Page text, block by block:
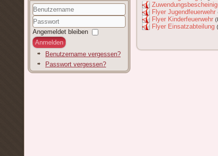
Benutzername
Passwort
Angemeldet bleiben
Anmelden
Benutzername vergessen?
Passwort vergessen?
Flyer Jugendfeuerwehr
Flyer Kinderfeuerwehr
Flyer Einsatzabteilung